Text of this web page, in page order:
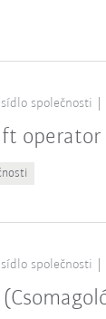
společnosti
společnosti